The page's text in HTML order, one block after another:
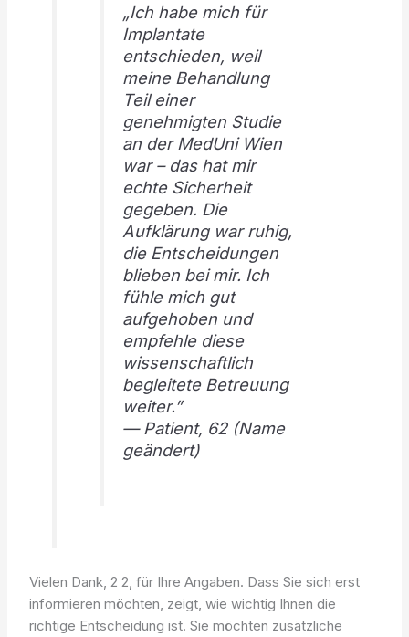
„Ich habe mich für
Implantate
entschieden, weil
meine Behandlung
Teil einer
genehmigten Studie
an der MedUni Wien
war – das hat mir
echte Sicherheit
gegeben. Die
Aufklärung war ruhig,
die Entscheidungen
blieben bei mir. Ich
fühle mich gut
aufgehoben und
empfehle diese
wissenschaftlich
begleitete Betreuung
weiter.”
— Patient, 62(Name
geändert)
Vielen Dank, 2 2, für Ihre Angaben. Dass Sie sich erst
informieren möchten, zeigt, wie wichtig Ihnen die
richtige Entscheidung ist. Sie möchten zusätzliche